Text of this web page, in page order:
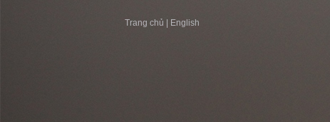
Trang chủ English